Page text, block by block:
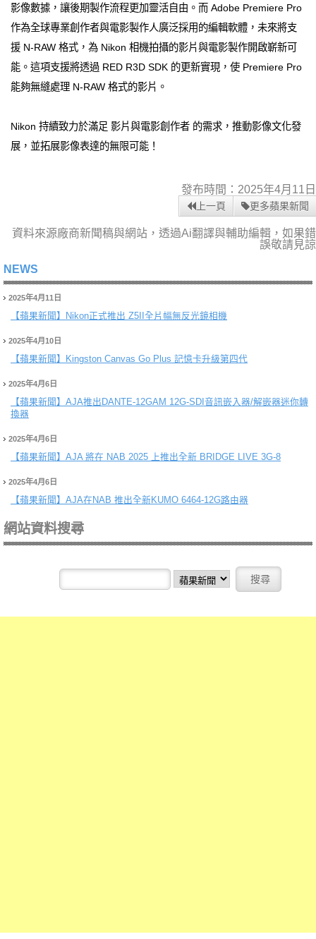
影像數據，讓後期製作流程更加靈活自由。而 Adobe Premiere Pro
作為全球專業創作者與電影製作人廣泛採用的編輯軟體，未來將支
援 N-RAW 格式，為 Nikon 相機拍攝的影片與電影製作開啟嶄新可
能。這項支援將透過 RED R3D SDK 的更新實現，使 Premiere Pro
能夠無縫處理 N-RAW 格式的影片。
Nikon 持續致力於滿足 影片與電影創作者 的需求，推動影像文化發
展，並拓展影像表達的無限可能！
發布時間：2025年4月11日
上一頁 更多蘋果新聞
資料來源廠商新聞稿與網站，透過Ai翻譯與輔助編輯，如果錯
誤敬請見諒
NEWS
2025年4月11日
【蘋果新聞】 Nikon正式推出 Z5II全片幅無反光鏡相機
2025年4月10日
【蘋果新聞】 Kingston Canvas Go Plus 記憶卡升級第四代
2025年4月6日
【蘋果新聞】 AJA推出DANTE-12GAM 12G-SDI音訊嵌入器/解嵌器迷你轉
換器
2025年4月6日
【蘋果新聞】 AJA 將在 NAB 2025 上推出全新 BRIDGE LIVE 3G-8
2025年4月6日
【蘋果新聞】 AJA在NAB 推出全新KUMO 6464-12G路由器
網站資料搜尋